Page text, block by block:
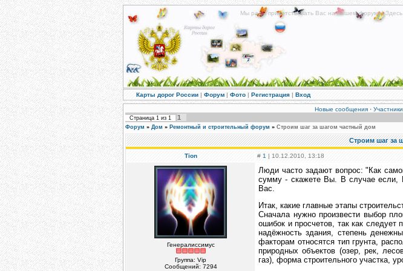
Мы рады приветствовать Вас на нашем форуме!
Карты дорог России | Форум | Фото | Регистрация | Вход
Новые сообщения· Участники
Страница 1 из 1 1
Форум » Дом » Ремонтный и строительный форум » Строим шаг за шагом частный дом
Строим шаг за
Tion # 1 | 10.12.2010, 13:18
Генералиссимус
Группа: Vip
Сообщений: 7294
Люди часто задают вопрос: "Как
сумму - скажете Вы. В случае если,
Вас.
Итак, какие главные этапы
Сначала нужно произвести выбор
ошибок и просчетов, так как
надёжность здания, степень
факторам относятся тип грунта,
природных объектов (озер, рек,
газ), форма строительного участка,